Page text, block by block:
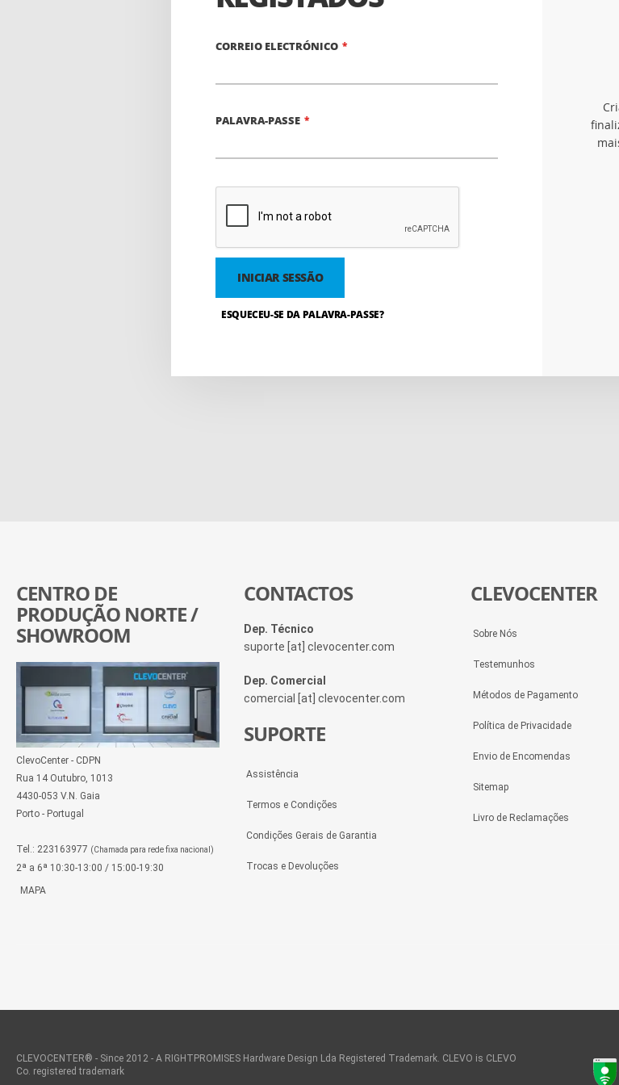
CORREIO ELECTRÓNICO
PALAVRA-PASSE
INICIAR SESSÃO
ESQUECEU-SE DA PALAVRA-PASSE?
CENTRO DE
PRODUÇÃO NORTE /
SHOWROOM
ClevoCenter - CDPN
Rua 14 Outubro, 1013
4430-053 V.N. Gaia
Porto - Portugal
Tel.: 223163977 (Chamada para rede fixa nacional)
2ª a 6ª 10:30-13:00 / 15:00-19:30
MAPA
CONTACTOS
Dep. Técnico
suporte [at] clevocenter.com
Dep. Comercial
comercial [at] clevocenter.com
SUPORTE
Assistência
Termos e Condições
Condições Gerais de Garantia
Trocas e Devoluções
CLEVOCENTER
Sobre Nós
Testemunhos
Métodos de Pagamento
Política de Privacidade
Envio de Encomendas
Sitemap
Livro de Reclamações
CLEVOCENTER® - Since 2012 - A RIGHTPROMISES Hardware Design Lda Registered Trademark. CLEVO is CLEVO
Co. registered trademark